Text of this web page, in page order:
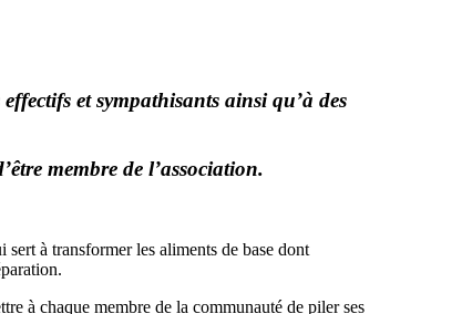
et sympathisants ainsi qu’à des
membre de l’association.
à transformer les aliments de base dont
à chaque membre de la communauté de piler ses